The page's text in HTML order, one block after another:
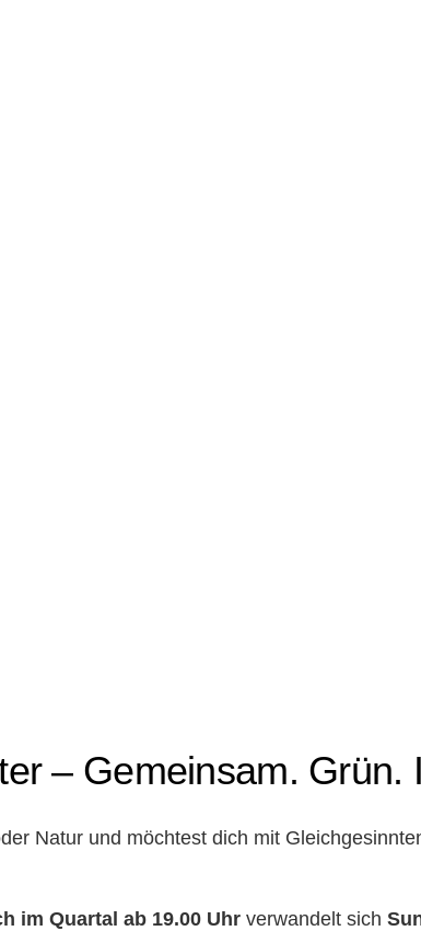
– Gemeinsam. Grün.
Natur und möchtest dich mit
im Quartal ab 19.00 Uhr verwandelt sich